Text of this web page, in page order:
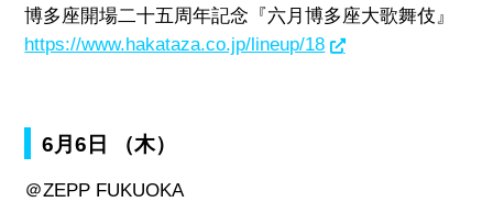
博多座開場二十五周年記念『六月博多座大歌舞伎』
https://www.hakataza.co.jp/lineup/18
6月6日 （木）
＠ZEPP FUKUOKA